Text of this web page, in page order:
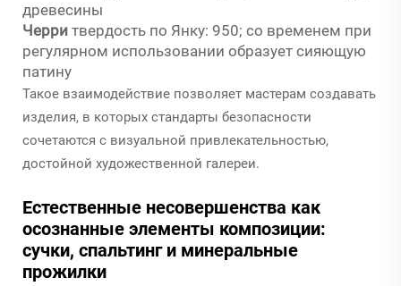
древесины
Черри твердость по Янку: 950; со временем при
регулярном использовании образует сияющую
патину
Такое взаимодействие позволяет мастерам создавать
изделия, в которых стандарты безопасности
сочетаются с визуальной привлекательностью,
достойной художественной галереи.
Естественные несовершенства как
осознанные элементы композиции:
сучки, спальтинг и минеральные
прожилки